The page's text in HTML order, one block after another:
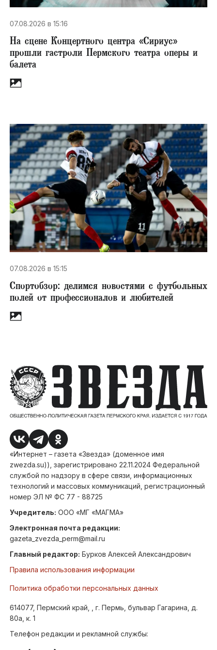
07.08.2026 в 15:16
На сцене Концертного центра «Сириус»
прошли гастроли Пермского театра оперы и
балета
07.08.2026 в 15:15
Спортобзор: делимся новостями с футбольных
полей от профессионалов и любителей
«Интернет – газета «Звезда» (доменное имя
zwezda.su)), зарегистрировано 22.11.2024 Федеральной
службой по надзору в сфере связи, информационных
технологий и массовых коммуникаций, регистрационный
номер ЭЛ № ФС 77 - 88725
Учредитель: ООО «МГ «МАГМА»
Электронная почта редакции:
gazeta_zvezda_perm@mail.ru
Главный редактор: Бурков Алексей Александрович
Правила использования информации
Политика обработки персональных данных
614077, Пермский край, , г. Пермь, бульвар Гагарина, д.
80а, к. 1
Телефон редакции и рекламной службы: